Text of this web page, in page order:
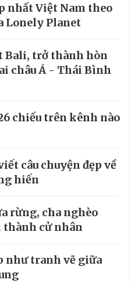
nhất Việt Nam theo
Lonely Planet
Bali, trở thành hòn
châu Á - Thái Bình
chiếu trên kênh nào
câu chuyện đẹp về
hiến
rừng, cha nghèo
thành cử nhân
như tranh vẽ giữa